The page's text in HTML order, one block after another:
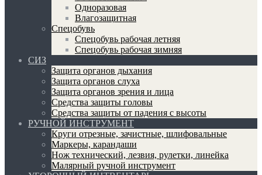
Одноразовая
Влагозащитная
Спецобувь
Спецобувь рабочая летняя
Спецобувь рабочая зимняя
СИЗ
Защита органов дыхания
Защита органов слуха
Защита органов зрения и лица
Средства защиты головы
Средства защиты от падения с высоты
РУЧНОЙ ИНСТРУМЕНТ
Круги отрезные, зачистные, шлифовальные
Маркеры, карандаши
Нож технический, лезвия, рулетки, линейка
Малярный ручной инструмент